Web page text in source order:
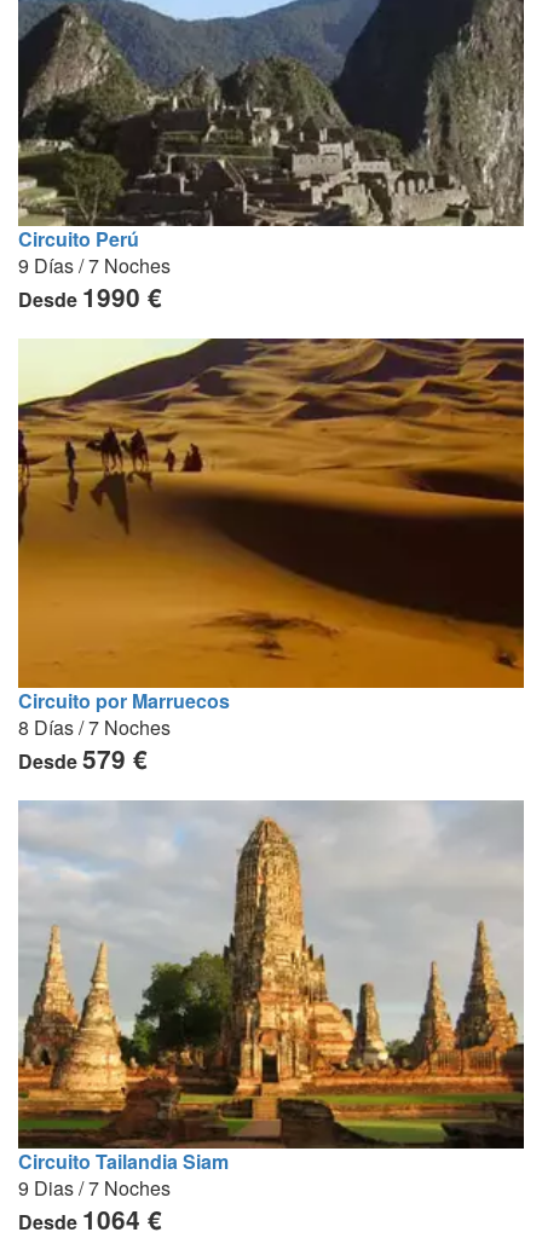
Circuito Perú
9 Días / 7 Noches
Desde 1990 €
Circuito por Marruecos
8 Días / 7 Noches
Desde579 €
Circuito Tailandia Siam
9 Dias / 7 Noches
Desde 1064 €